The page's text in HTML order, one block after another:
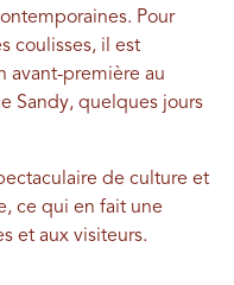
Pour
coulisses, il est
avant-première au
Sandy, quelques jours
de culture et
ce qui en fait une
et aux visiteurs.